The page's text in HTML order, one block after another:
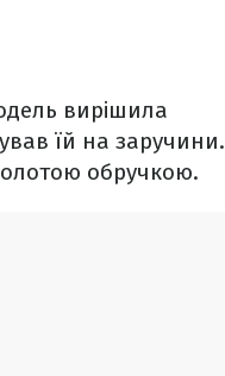
вирішила
їй на заручини.
обручкою.